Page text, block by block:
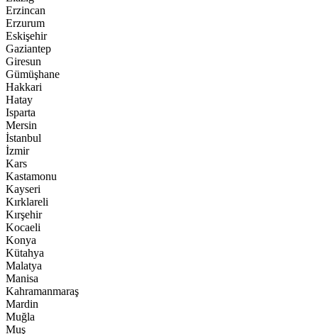
Erzincan
Erzurum
Eskişehir
Gaziantep
Giresun
Gümüşhane
Hakkari
Hatay
Isparta
Mersin
İstanbul
İzmir
Kars
Kastamonu
Kayseri
Kırklareli
Kırşehir
Kocaeli
Konya
Kütahya
Malatya
Manisa
Kahramanmaraş
Mardin
Muğla
Muş